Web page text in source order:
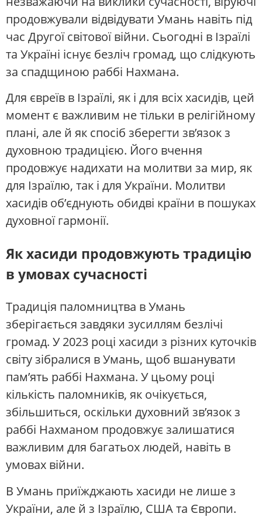
продовжували відвідувати Умань навіть під
час Другої світової війни. Сьогодні в Ізраїлі
та Україні існує безліч громад, що слідкують
за спадщиною раббі Нахмана.
Для євреїв в Ізраїлі, як і для всіх хасидів, цей
момент є важливим не тільки в релігійному
плані, але й як спосіб зберегти зв’язок з
духовною традицією. Його вчення
продовжує надихати на молитви за мир, як
для Ізраїлю, так і для України. Молитви
хасидів об’єднують обидві країни в пошуках
духовної гармонії.
Як хасиди продовжують традицію
в умовах сучасності
Традиція паломництва в Умань
зберігається завдяки зусиллям безлічі
громад. У 2023 році хасиди з різних куточків
світу зібралися в Умань, щоб вшанувати
пам’ять раббі Нахмана. У цьому році
кількість паломників, як очікується,
збільшиться, оскільки духовний зв’язок з
раббі Нахманом продовжує залишатися
важливим для багатьох людей, навіть в
умовах війни.
В Умань приїжджають хасиди не лише з
України, але й з Ізраїлю, США та Європи.